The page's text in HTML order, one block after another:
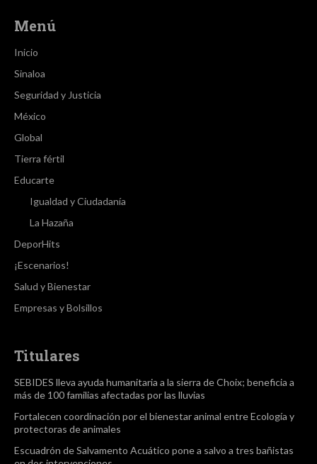
Menú
Inicio
Sinaloa
Seguridad y Justicia
México
Global
Tierra fértil
Educarte
Igualdad y Ciudadanía
La Hazaña
DeporHits
¡Escenarios!
Salud y Bienestar
Empresas y Bolsillos
Titulares
SEBIDES lleva ayuda humanitaria a la sierra de Choix; beneficia a
más de 100 familias afectadas por las lluvias
Fortalecen coordinación por el bienestar animal entre Ecología y
protectoras de animales
Escuadrón de Salvamento Acuático pone a salvo a tres bañistas